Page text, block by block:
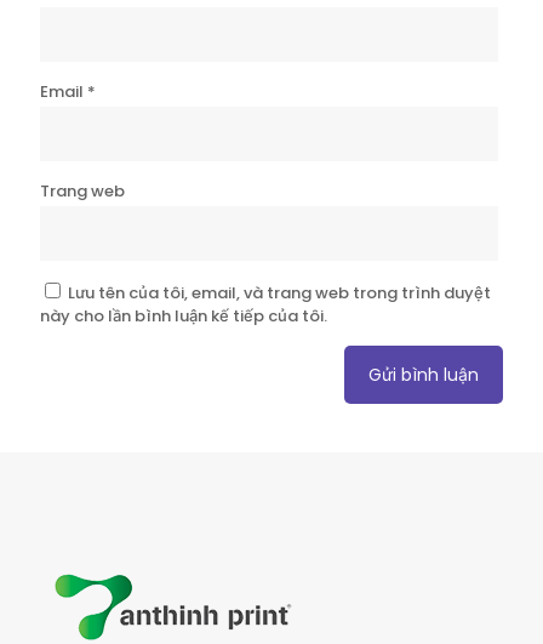
Email *
Trang web
Lưu tên của tôi, email, và trang web trong trình duyệt
này cho lần bình luận kế tiếp của tôi.